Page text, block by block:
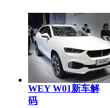
WEY W01新车解
码